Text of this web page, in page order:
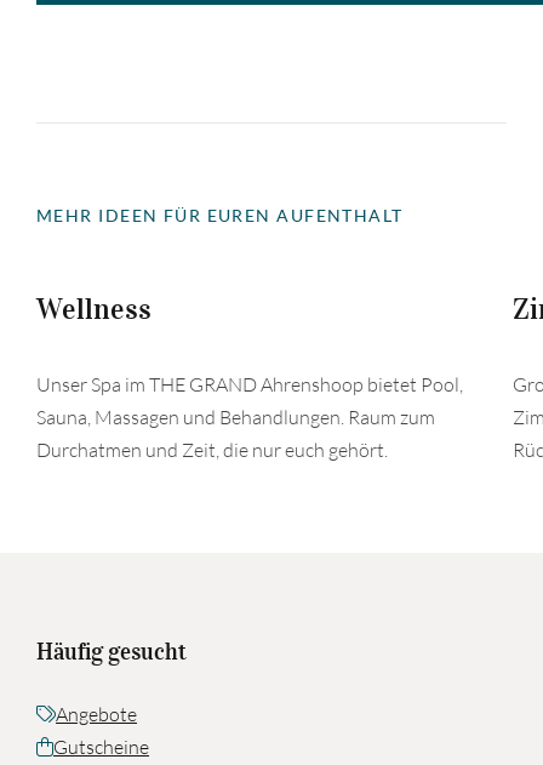
MEHR IDEEN FÜR EUREN AUFENTHALT
Wellness
Unser Spa im THE GRAND Ahrenshoop bietet Pool,
Sauna, Massagen und Behandlungen. Raum zum
Durchatmen und Zeit, die nur euch gehört.
Häufig gesucht
Angebote
Gutscheine